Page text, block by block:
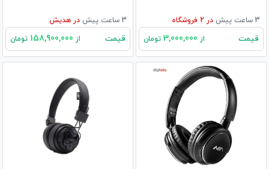
3 ساعت پیش در فروشگاه
قیمت از تومان
3 ساعت پیش در هدیش
قیمت از تومان